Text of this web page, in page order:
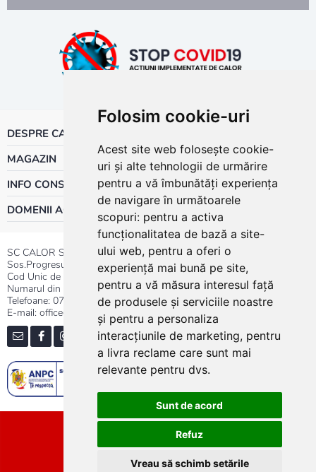
Folosim cookie-uri
Acest site web folosește cookie-
uri și alte tehnologii de urmărire
pentru a vă îmbunătăți experiența
de navigare în următoarele
scopuri: pentru a activa
funcționalitatea de bază a site-
ului web, pentru a oferi o
experiență mai bună pe site,
pentru a vă măsura interesul față
de produsele și serviciile noastre
și pentru a personaliza
interacțiunile de marketing, pentru
a livra reclame care sunt mai
relevante pentru dvs.
Sunt de acord
Refuz
Vreau să schimb setările
DESPRE CALOR
MAGAZIN
INFO CONSUMATOR
DOMENII ACTIVITATE
SC CALOR SRL
Sos.Progresului nr.30-40, Sector 5, Bucuresti
Cod Unic de Inregistrare: RO 3004724
Numarul din Registrul Comertului:J40/13176/1991
Telefoane: 0737.23.44.44|021.411.44.44
E-mail: office@calor.ro